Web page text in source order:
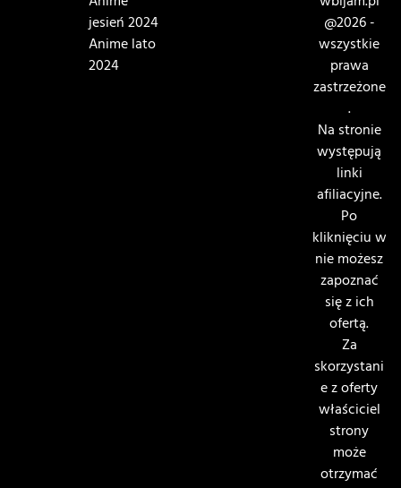
jesień 2024
Anime lato
2024
@2026 -
wszystkie
prawa
zastrzeżone
.
Na stronie
występują
linki
afiliacyjne.
Po
kliknięciu w
nie możesz
zapoznać
się z ich
ofertą.
Za
skorzystani
e z oferty
właściciel
strony
może
otrzymać